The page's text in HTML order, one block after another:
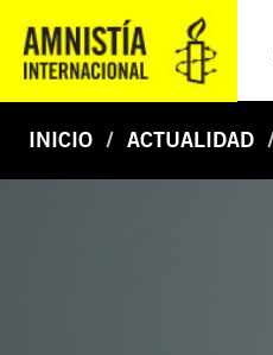
INICIO ACTUALIDAD